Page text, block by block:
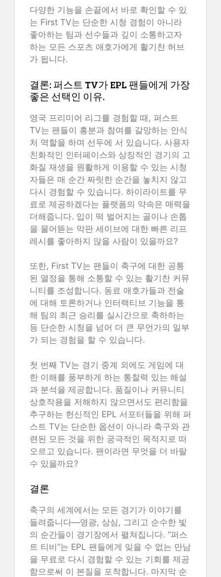
다양한 기능을 손끝에서 바로 확인할 수 있
는 First TV는 단순한 시청 경험이 아니라
좋아하는 팀과 선수들과 깊이 소통하고자
하는 모든 스포츠 애호가에게 활기찬 허브
가 됩니다.
결론: 퍼스트 TV가 EPL 팬들에게 가장
좋은 선택인 이유.
영국 프리미어 리그를 경험할 때, 퍼스트
TV는 팬들이 흥분과 참여를 갈망하는 안식
처 역할을 하며 선두에 서 있습니다. 사용자
친화적인 인터페이스와 상징적인 경기의 고
화질 재생을 원활하게 이용할 수 있는 시청
자들은 매 순간 짜릿한 순간을 놓치지 않고
다시 경험할 수 있습니다. 하이라이트를 무
료로 제공하겠다는 플랫폼의 약속은 매력을
더해줍니다. 입이 떡 벌어지는 골이나 손톱
을 물어뜯는 막판 세이브에 대한 빠른 리프
레시를 좋아하지 않을 사람이 있을까요?
또한, First TV는 팬들이 축구에 대한 공통
된 열정을 통해 소통할 수 있는 활기찬 커뮤
니티를 조성합니다. 동료 애호가들과 전술
에 대해 토론하거나 인터랙티브 기능을 통
해 팀의 최근 승리를 실시간으로 축하하는
등 단순한 시청을 넘어 더 큰 무언가의 일부
가 되는 경험을 할 수 있습니다.
첫 번째 TV는 경기 중계 외에도 게임에 대
한 이해를 풍부하게 하는 통찰력 있는 해설
과 분석을 제공합니다. 품질이나 커뮤니티
상호작용을 저해하지 않으면서도 편리함을
추구하는 헌신적인 EPL 서포터들을 위해 퍼
스트 TV는 단순한 옵션이 아니라 축구와 관
련된 모든 것을 위한 궁극적인 목적지로 떠
오르고 있습니다. 팬이라면 무엇을 더 바랄
수 있을까요?
결론
축구의 세계에서는 모든 경기가 이야기를
들려줍니다—영광, 상심, 그리고 순수한 빛
의 순간들이 경기장에서 펼쳐집니다. “퍼스
트 티비”는 EPL 팬들에게 잊을 수 없는 만남
을 무료로 다시 경험할 수 있는 기회를 제공
함으로써 이 본질을 포착합니다. 마지막 순